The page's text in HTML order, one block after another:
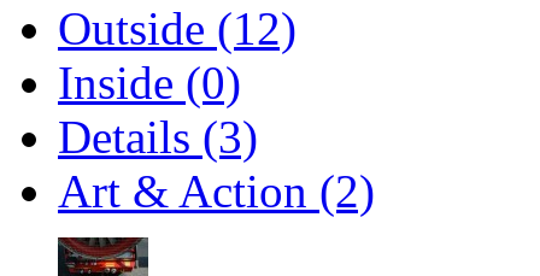
Outside (12)
Inside (0)
Details (3)
Art & Action (2)